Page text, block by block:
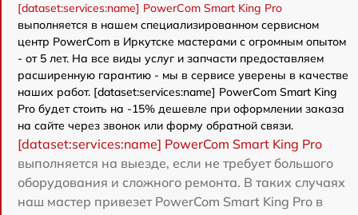
[dataset:services:name] PowerCom Smart King Pro
выполняется в нашем специализированном сервисном
центр PowerCom в Иркутске мастерами с огромным опытом
- от 5 лет. На все виды услуг и запчасти предоставляем
расширенную гарантию - мы в сервисе уверены в качестве
наших работ. [dataset:services:name] PowerCom Smart King
Pro будет стоить на -15% дешевле при оформлении заказа
на сайте через звонок или форму обратной связи.
[dataset:services:name] PowerCom Smart King Pro
выполняется на выезде, если не требует большого
оборудования и сложного ремонта. В таких случаях
наш мастер привезет PowerCom Smart King Pro в